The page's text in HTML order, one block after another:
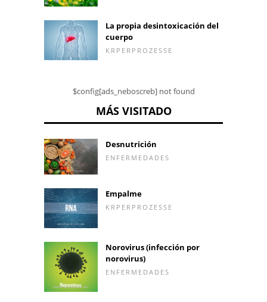
La propia desintoxicación del
cuerpo
KRPERPROZESSE
$config[ads_neboscreb] not found
MÁS VISITADO
Desnutrición
ENFERMEDADES
Empalme
KRPERPROZESSE
Norovirus (infección por
norovirus)
ENFERMEDADES